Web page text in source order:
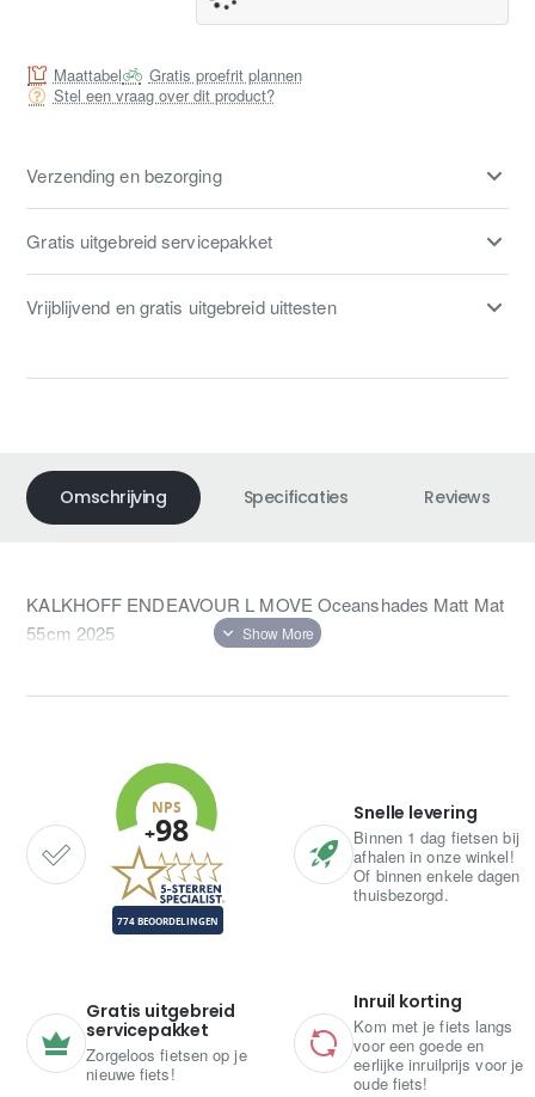
Maattabel
Gratis proefrit plannen
Stel een vraag over dit product?
Verzending en bezorging
Gratis uitgebreid servicepakket
Vrijblijvend en gratis uitgebreid uittesten
Omschrijving Specificaties Reviews
KALKHOFF ENDEAVOUR L MOVE Oceanshades Matt Mat
55cm 2025
Gratis uitgebreid
servicepakket
Zorgeloos fietsen op je
nieuwe fiets!
Snelle levering
Binnen 1 dag fietsen bij
afhalen in onze winkel!
Of binnen enkele dagen
thuisbezorgd.
Inruil korting
Kom met je fiets langs
voor een goede en
eerlijke inruilprijs voor je
oude fiets!